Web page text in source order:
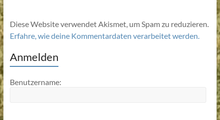
Diese Website verwendet Akismet, um Spam zu reduzieren.
Erfahre, wie deine Kommentardaten verarbeitet werden.
Anmelden
Benutzername: